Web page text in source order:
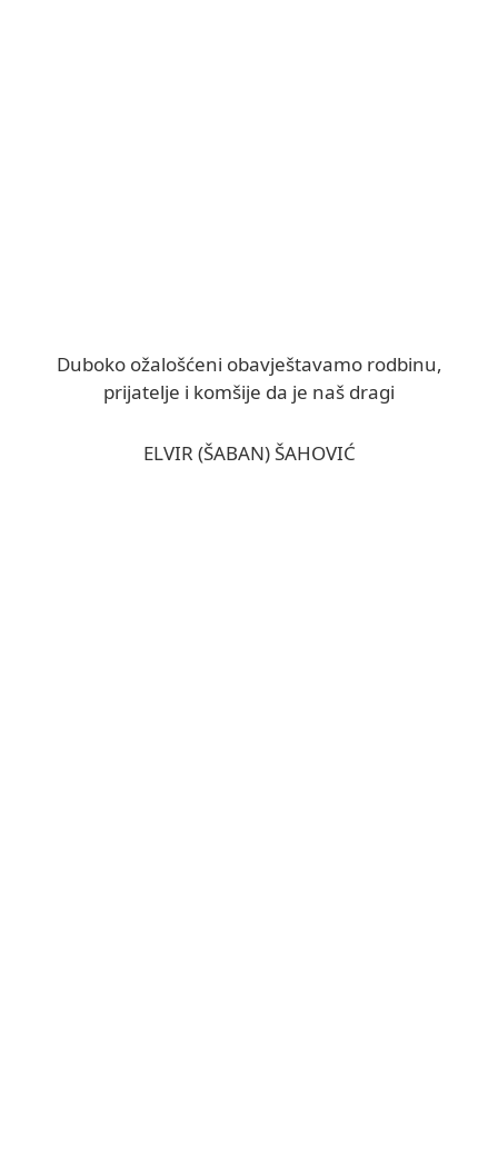
Duboko ožalošćeni obavještavamo rodbinu,
prijatelje i komšije da je naš dragi
ELVIR (ŠABAN) ŠAHOVIĆ